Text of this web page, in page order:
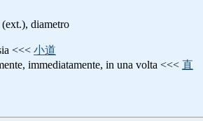
diametro
<<< 小道
immediatamente, in una volta <<< 直